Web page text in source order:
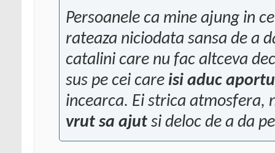
Persoanele ca mine ajung in
rateaza niciodata sansa de a
catalini care nu fac altceva
sus pe cei care isi aduc
incearca. Ei strica atmosfera,
vrut sa ajut si deloc de a da